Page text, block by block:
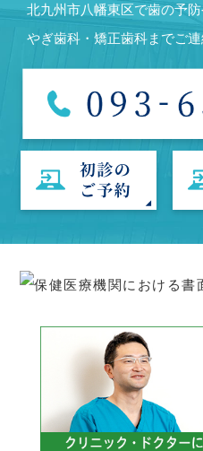
北九州市八幡東区で歯の予
やぎ歯科・矯正歯科までご